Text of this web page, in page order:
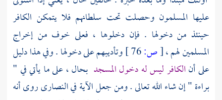
عليها المسلمون وحصلت تحت سلطانهم فلا يتمكن الكافر
حينئذ من دخولها . فإن دخلوها ، فعلى خوف من إخراج
المسلمين لهم ،[ص:
وتأديبهم على دخولها . وفي هذا دليل
على أنالكافر ليس له دخول المسجد بحال ، على ما يأتي في "
براءة " إن شاء الله تعالى . ومن جعل الآية فيالنصارىروى أنه